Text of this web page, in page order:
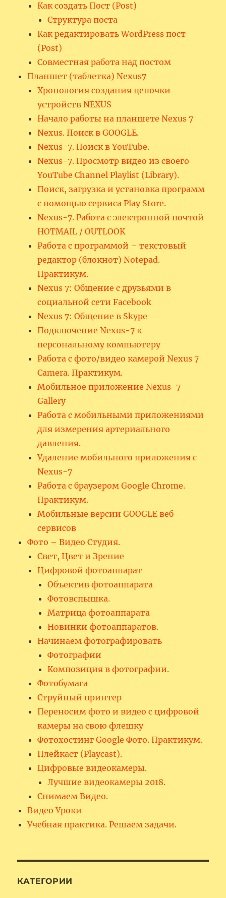
Как создать Пост (Post)
Структура поста
Как редактировать WordPress пост
(Post)
Совместная работа над постом
Планшет (таблетка) Nexus7
Хронология создания цепочки
устройств NEXUS
Начало работы на планшете Nexus 7
Nexus. Поиск в GOOGLE.
Nexus-7. Поиск в YouTube.
Nexus-7. Просмотр видео из своего
YouTube Channel Playlist (Library).
Поиск, загрузка и установка программ
с помощью сервиса Play Store.
Nexus-7. Работа с электронной почтой
HOTMAIL / OUTLOOK
Работа с программой – текстовый
редактор (блокнот) Notepad.
Практикум.
Nexus 7: Общение с друзьями в
социальной сети Facebook
Nexus 7: Общение в Skype
Подключение Nexus-7 к
персональному компьютеру
Работа с фото/видео камерой Nexus 7
Camera. Практикум.
Мобильное приложение Nexus-7
Gallery
Работа с мобильными приложениями
для измерения артериального
давления.
Удаление мобильного приложения с
Nexus-7
Работа с браузером Google Chrome.
Практикум.
Мобильные версии GOOGLE веб-
сервисов
Фото – Видео Студия.
Свет, Цвет и Зрение
Цифровой фотоаппарат
Объектив фотоаппарата
Фотовспышка.
Матрица фотоаппарата
Новинки фотоаппаратов.
Начинаем фотографировать
Фотографии
Композиция в фотографии.
Фотобумага
Струйный принтер
Переносим фото и видео с цифровой
камеры на свою флешку
Фотохостинг Google Фото. Практикум.
Плейкаст (Playcast).
Цифровые видеокамеры.
Лучшие видеокамеры 2018.
Снимаем Видео.
Видео Уроки
Учебная практика. Решаем задачи.
КАТЕГОРИИ